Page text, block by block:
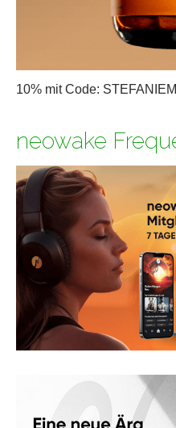
10% mit Code:
neowake